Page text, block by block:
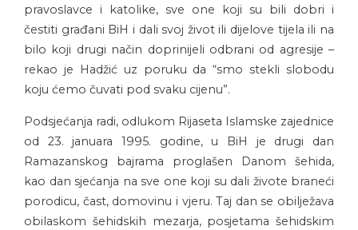
pravoslavce i katolike, sve one koji su bili dobri i
čestiti građani BiH i dali svoj život ili dijelove tijela ili na
bilo koji drugi način doprinijeli odbrani od agresije –
rekao je Hadžić uz poruku da “smo stekli slobodu
koju ćemo čuvati pod svaku cijenu”.
Podsjećanja radi, odlukom Rijaseta Islamske zajednice
od 23. januara 1995. godine, u BiH je drugi dan
Ramazanskog bajrama proglašen Danom šehida,
kao dan sjećanja na sve one koji su dali živote braneći
porodicu, čast, domovinu i vjeru. Taj dan se obilježava
obilaskom šehidskih mezarja, posjetama šehidskim